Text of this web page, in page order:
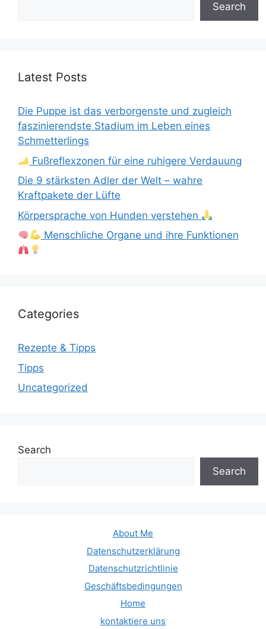
Search
Latest Posts
Die Puppe ist das verborgenste und zugleich
faszinierendste Stadium im Leben eines
Schmetterlings
Fußreflexzonen für eine ruhigere Verdauung
Die 9 stärksten Adler der Welt – wahre
Kraftpakete der Lüfte
Körpersprache von Hunden verstehen
Menschliche Organe und ihre Funktionen
Categories
Rezepte & Tipps
Tipps
Uncategorized
Search
Search
About Me
Datenschutzerklärung
Datenschutzrichtlinie
Geschäftsbedingungen
Home
kontaktiere uns